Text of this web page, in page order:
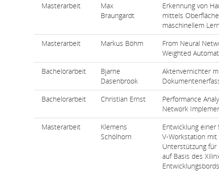
Masterarbeit
Max
Braungardt
Erkennung von
mittels
maschinellem
Masterarbeit
Markus Böhm
From Neural
Weighted
Bachelorarbeit
Bjarne
Dasenbrook
Aktenvernichter
Bachelorarbeit
Christian Ernst
Performance
Network
Masterarbeit
Klemens
Schölhorn
Entwicklung einer
V-Workstation mit
Unterstützung für
auf Basis des
Entwicklungsbords